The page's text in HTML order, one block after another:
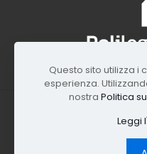
© 2024 Polilegno Lauria
Questo sito utilizza i
esperienza.
nostra Politica
Leggi